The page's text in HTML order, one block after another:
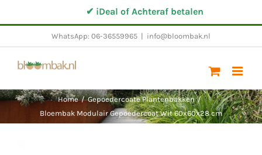
naar
✔ iDeal of Achteraf betalen
WhatsApp: 06-36559965 info@bloombak.nl
Home / Gepoedercoate Plantenbakken /
Bloembak Modulair Gepoedercoat Wit 60x60x28 cm